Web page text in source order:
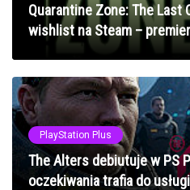
Quarantine Zone: The Last
wishlist na Steam –
Devolver Digital
PlayStation Plus
The Alters debiutuje w PS
oczekiwania trafia do